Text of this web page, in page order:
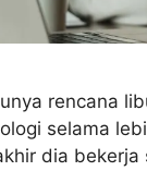
rencana
selama
dia